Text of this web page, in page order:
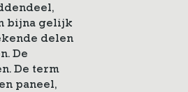
bijna gelijk
delen
De
De term
paneel,